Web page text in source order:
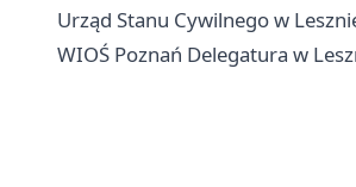
Urząd Stanu Cywilnego w
WIOŚ Poznań Delegatura w